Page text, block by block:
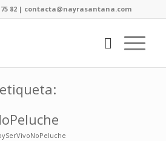
75 82 | contacta@nayrasantana.com